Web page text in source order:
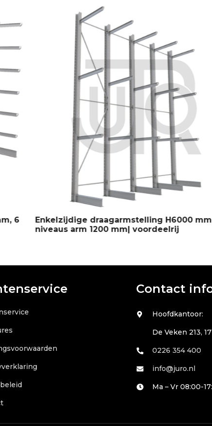
6
Enkelzijdige draagarmstelling H6000 mm, 3
niveaus arm 1200 mm| voordeelrij
Contact
Hoofdkantoor:
De Veken 213,
0226 354 400
info@juro.nl
Ma – Vr 08:00-